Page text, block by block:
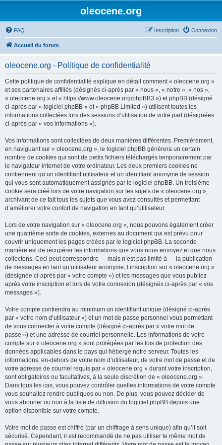
oleocene.org
FAQ Connexion
Inscription
Accueil du forum
oleocene.org - Politique de confidentialité
Cette politique de confidentialité explique en détail comment « oleocene.org »
et ses partenaires affiliés (désignés ci-après par « nous », « notre », « nos »,
« oleocene.org » et « https://www.oleocene.org/phpBB3 ») et phpBB (désigné
ci-après par « logiciel phpBB » et « phpBB Limited ») utilisent toutes les
informations collectées lors des sessions d’utilisation de votre part (désignées
ci-après par « vos informations »).
Vos informations sont collectées de deux manières différentes. Premièrement,
en naviguant sur « oleocene.org », le logiciel phpBB génèrera un certain
nombre de cookies qui sont de petits fichiers téléchargés temporairement par
le navigateur internet de votre ordinateur. Les deux premiers cookies ne
contiennent qu’un identifiant utilisateur et un identifiant anonyme de session
qui vous sont automatiquement assignés par le logiciel phpBB. Un troisième
cookie sera créé lors de votre navigation sur les sujets de « oleocene.org »,
archivant de ce fait tous les sujets que vous avez consultés et permettant
d’améliorer votre confort de navigation en tant qu’utilisateur.
Lors de votre navigation sur « oleocene.org », nous pouvons également créer
une quatrième sorte de cookies, externes au document qui est prévu pour
couvrir uniquement les pages créées par le logiciel phpBB. La seconde
manière est de récupérer les informations que vous nous envoyez et que nous
collectons. Ceci peut correspondre — mais n’est pas limité à — la publication
de messages en tant qu’utilisateur anonyme, l’inscription sur « oleocene.org »
(désignée ci-après par « votre compte ») et les messages que vous publiez
après votre inscription et lors de votre connexion (désignés ci-après par « vos
messages »).
Votre compte contiendra au minimum un identifiant unique (désigné ci-après
par « votre nom d’utilisateur ») et un mot de passe personnel vous permettant
de vous connecter à votre compte (désigné ci-après par « votre mot de
passe ») et une adresse de courriel personnelle. Les informations de votre
compte sur « oleocene.org » sont protégées par les lois de protection des
données applicables dans le pays qui héberge notre serveur. Toutes les
informations, en-dehors de votre nom d’utilisateur, de votre mot de passe et de
votre adresse de courriel requis par « oleocene.org » durant votre inscription,
sont obligatoires ou facultatives, à la seule discrétion de « oleocene.org ».
Dans tous les cas, vous pouvez contrôler quelles informations de votre compte
vous souhaitez rendre publiques ou non. De plus, vous pouvez décider de
vous abonner ou non à la liste de diffusion du logiciel phpBB depuis une
option disponible sur votre compte.
Votre mot de passe est chiffré (par un chiffrage à sens unique) afin qu’il soit
sécurisé. Cependant, il est recommandé de ne pas utiliser le même mot de